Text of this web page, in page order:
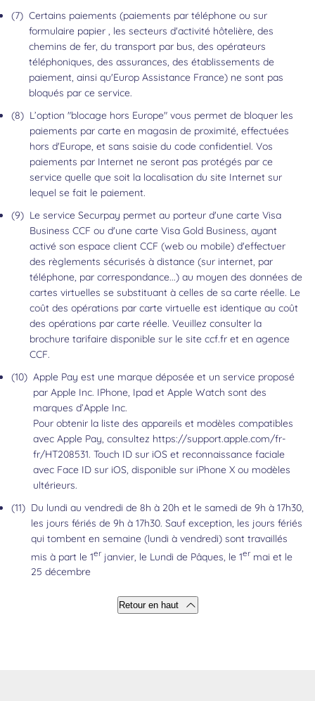
Retour au contenu
(7) Certains paiements (paiements par téléphone ou sur
formulaire papier , les secteurs d'activité hôtelière, des
chemins de fer, du transport par bus, des opérateurs
téléphoniques, des assurances, des établissements de
paiement, ainsi qu'Europ Assistance France) ne sont pas
bloqués par ce service.
Retour au contenu
(8) L’option "blocage hors Europe" vous permet de bloquer les
paiements par carte en magasin de proximité, effectuées
hors d'Europe, et sans saisie du code confidentiel. Vos
paiements par Internet ne seront pas protégés par ce
service quelle que soit la localisation du site Internet sur
lequel se fait le paiement.
Retour au contenu
(9) Le service Securpay permet au porteur d'une carte Visa
Business CCF ou d'une carte Visa Gold Business, ayant
activé son espace client CCF (web ou mobile) d'effectuer
des règlements sécurisés à distance (sur internet, par
téléphone, par correspondance...) au moyen des données de
cartes virtuelles se substituant à celles de sa carte réelle. Le
coût des opérations par carte virtuelle est identique au coût
des opérations par carte réelle. Veuillez consulter la
brochure tarifaire disponible sur le site ccf.fr et en agence
CCF.
Retour au contenu
(10) Apple Pay est une marque déposée et un service proposé
par Apple Inc. IPhone, Ipad et Apple Watch sont des
marques d’Apple Inc.
Pour obtenir la liste des appareils et modèles compatibles
avec Apple Pay, consultez https://support.apple.com/fr-
fr/HT208531. Touch ID sur iOS et reconnaissance faciale
avec Face ID sur iOS, disponible sur iPhone X ou modèles
ultérieurs.
Retour au contenu
(11) Du lundi au vendredi de 8h à 20h et le samedi de 9h à 17h30,
les jours fériés de 9h à 17h30. Sauf exception, les jours fériés
qui tombent en semaine (lundi à vendredi) sont travaillés
mis à part le 1erjanvier, le Lundi de Pâques, le 1ermai et le
25 décembre
Retour en haut